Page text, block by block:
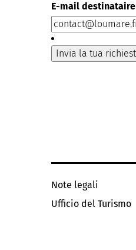
E-mail destinataire
Note legali
Ufficio del Turismo